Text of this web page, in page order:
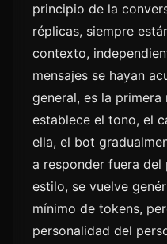
principio de la
réplicas, siempre
contexto,
mensajes se hayan
general, es la
establece el tono, el
ella, el bot
a responder fuera del
estilo, se vuelve
mínimo de tokens,
personalidad del